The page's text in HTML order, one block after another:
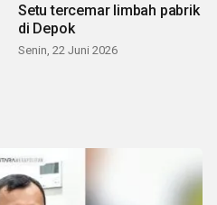
Setu tercemar limbah pabrik
di Depok
Senin, 22 Juni 2026